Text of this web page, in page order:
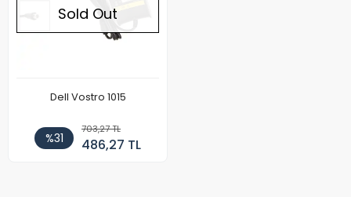
Sold Out
Dell Vostro 1015
%31
703,27 TL
486,27 TL